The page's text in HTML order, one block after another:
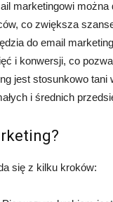
marketingowi
co zwiększa
do email
i konwersji, co
jest stosunkowo
i średnich
się z kilku kroków: